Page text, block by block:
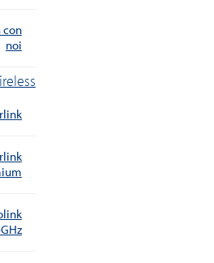
con
noi